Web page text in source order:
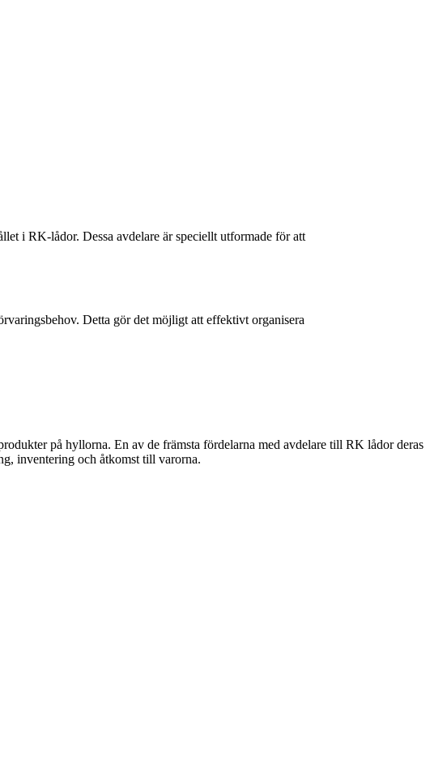
i RK-lådor. Dessa avdelare är speciellt utformade för att
Detta gör det möjligt att effektivt organisera
på hyllorna. En av de främsta fördelarna med avdelare till RK lådor deras
inventering och åtkomst till varorna.